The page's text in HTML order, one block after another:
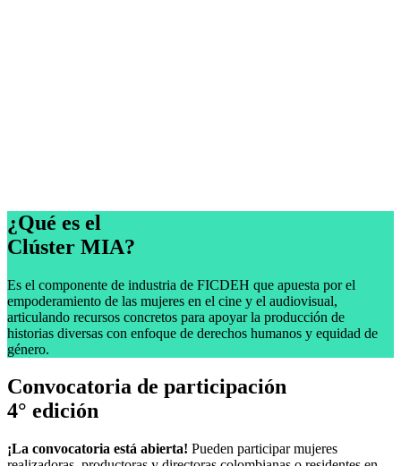
¿Qué es el
Clúster MIA?
Es el componente de industria de FICDEH que apuesta por el
empoderamiento de las mujeres en el cine y el audiovisual,
articulando recursos concretos para apoyar la producción de
historias diversas con enfoque de derechos humanos y equidad de
género.
Convocatoria de participación
4° edición
¡La convocatoria está abierta! Pueden participar mujeres